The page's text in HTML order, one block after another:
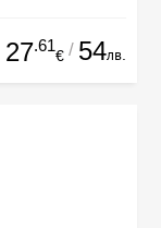
27.61
€ / 54лв.